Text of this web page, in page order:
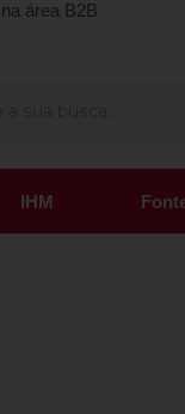
área B2B
IHM